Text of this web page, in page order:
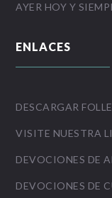
AYER HOY Y
ENLACES
DESCARGAR
VISITE NUESTRA
DEVOCIONES DE
DEVOCIONES DE